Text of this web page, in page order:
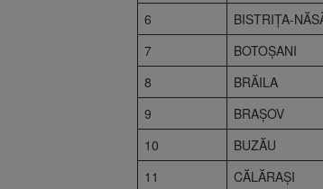
6
BISTRIŢA-
7
BOTOŞANI
8
BRĂILA
9
BRAŞOV
10
BUZĂU
11
CĂLĂRAŞI